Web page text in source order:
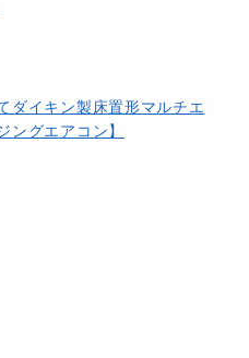
ダイキン製床置形マルチエ
ングエアコン】